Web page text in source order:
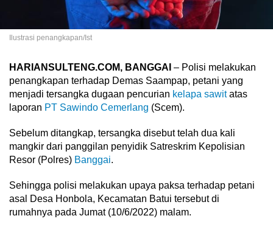
Ilustrasi penangkapan/Ist
HARIANSULTENG.COM, BANGGAI – Polisi melakukan
penangkapan terhadap Demas Saampap, petani yang
menjadi tersangka dugaan pencurian kelapa sawitatas
laporan PT Sawindo Cemerlang (Scem).
Sebelum ditangkap, tersangka disebut telah dua kali
mangkir dari panggilan penyidik Satreskrim Kepolisian
Resor (Polres) Banggai.
Sehingga polisi melakukan upaya paksa terhadap petani
asal Desa Honbola, Kecamatan Batui tersebut di
rumahnya pada Jumat (10/6/2022) malam.